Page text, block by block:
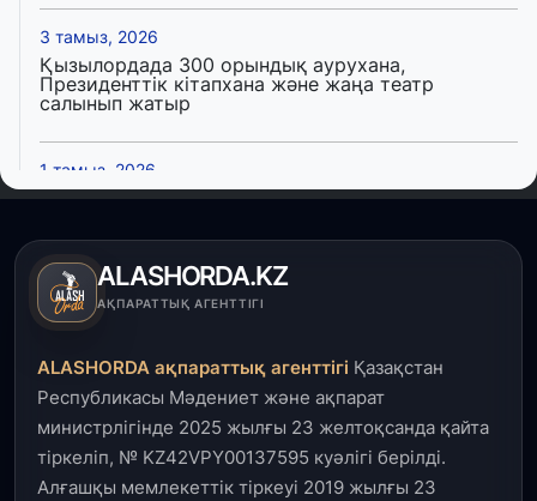
3 тамыз, 2026
Қызылордада 300 орындық аурухана,
Президенттік кітапхана және жаңа театр
салынып жатыр
1 тамыз, 2026
Кинопоиск Қазақстан азаматтарының ең
31 шілде, 2026
Ақмола облысындағы кездесуде кәсіпкерлер мен
31 шілде, 2026
ҚР Президенті Орталық Азия елдеріне
ұзақмерзімді ынтымақтастық жоспарын әзірлеуді
ұсынды
ALASHORDA.KZ
АҚПАРАТТЫҚ АГЕНТТІГІ
ALASHORDA ақпараттық агенттігі Қазақстан
Республикасы Мәдениет және ақпарат
министрлігінде 2025 жылғы 23 желтоқсанда қайта
тіркеліп, № KZ42VPY00137595 куәлігі берілді.
Алғашқы мемлекеттік тіркеуі 2019 жылғы 23